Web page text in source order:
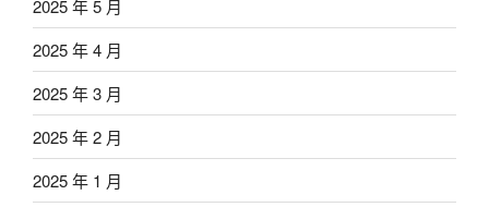
2025 年 5 月
2025 年 4 月
2025 年 3 月
2025 年 2 月
2025 年 1 月